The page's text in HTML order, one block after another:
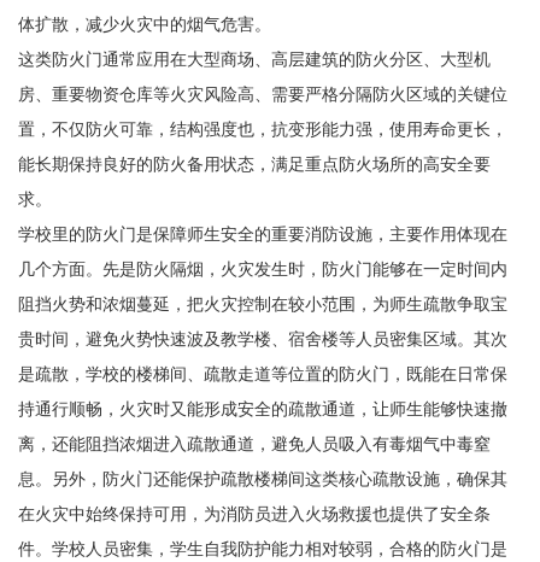
体扩散，减少火灾中的烟气危害。
这类防火门通常应用在大型商场、高层建筑的防火分区、大型机
房、重要物资仓库等火灾风险高、需要严格分隔防火区域的关键位
置，不仅防火可靠，结构强度也，抗变形能力强，使用寿命更长，
能长期保持良好的防火备用状态，满足重点防火场所的高安全要
求。
学校里的防火门是保障师生安全的重要消防设施，主要作用体现在
几个方面。先是防火隔烟，火灾发生时，防火门能够在一定时间内
阻挡火势和浓烟蔓延，把火灾控制在较小范围，为师生疏散争取宝
贵时间，避免火势快速波及教学楼、宿舍楼等人员密集区域。其次
是疏散，学校的楼梯间、疏散走道等位置的防火门，既能在日常保
持通行顺畅，火灾时又能形成安全的疏散通道，让师生能够快速撤
离，还能阻挡浓烟进入疏散通道，避免人员吸入有毒烟气中毒窒
息。另外，防火门还能保护疏散楼梯间这类核心疏散设施，确保其
在火灾中始终保持可用，为消防员进入火场救援也提供了安全条
件。学校人员密集，学生自我防护能力相对较弱，合格的防火门是